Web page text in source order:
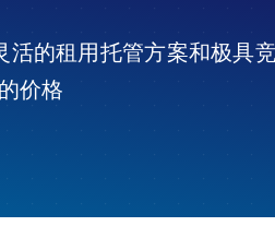
的租用托管方案和极具
的价格